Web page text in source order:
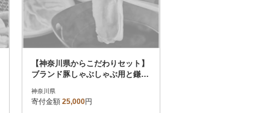
【神奈川県からこだわりセット】
ブランド豚しゃぶしゃぶ用と鎌倉
配送】
神奈川県
寄付金額 25,000円